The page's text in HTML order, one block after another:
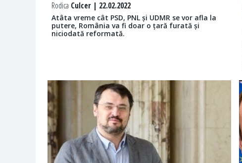
Rodica Culcer | 22.02.2022
Atâta vreme cât PSD, PNL și UDMR se vor afla la
putere, România va fi doar o țară furată și
niciodată reformată.